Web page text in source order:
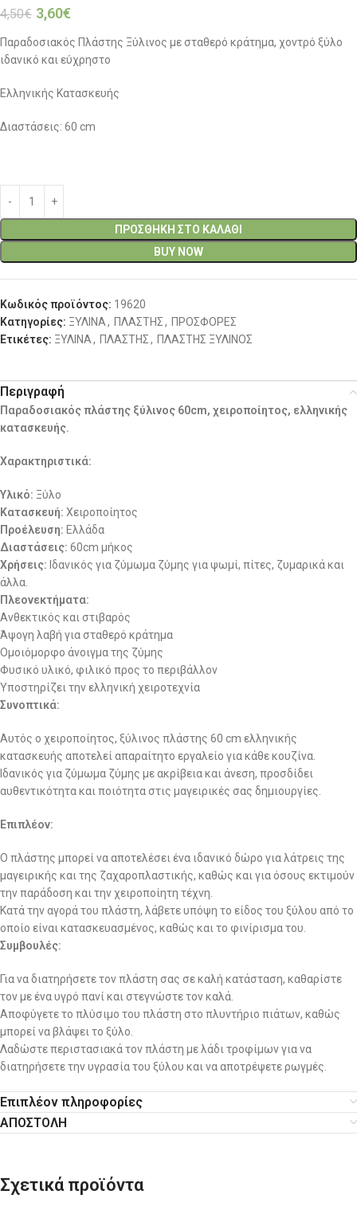
4,50€ 3,60€
Παραδοσιακός Πλάστης Ξύλινος με σταθερό κράτημα, χοντρό ξύλο
ιδανικό και εύχρηστο
Ελληνικής Κατασκευής
Διαστάσεις: 60 cm
ΠΡΟΣΘΉΚΗ ΣΤΟ ΚΑΛΆΘΙ
BUY NOW
Κωδικός προϊόντος: 19620
Κατηγορίες: ΞΥΛΙΝΑ, ΠΛΑΣΤΗΣ, ΠΡΟΣΦΟΡΕΣ
Ετικέτες: ΞΥΛΙΝΑ, ΠΛΑΣΤΗΣ, ΠΛΑΣΤΗΣ ΞΥΛΙΝΟΣ
Περιγραφή
Παραδοσιακός πλάστης ξύλινος 60cm, χειροποίητος, ελληνικής
κατασκευής.
Χαρακτηριστικά:
Υλικό: Ξύλο
Κατασκευή: Χειροποίητος
Προέλευση: Ελλάδα
Διαστάσεις: 60cm μήκος
Χρήσεις: Ιδανικός για ζύμωμα ζύμης για ψωμί, πίτες, ζυμαρικά και
άλλα.
Πλεονεκτήματα:
Ανθεκτικός και στιβαρός
Άψογη λαβή για σταθερό κράτημα
Ομοιόμορφο άνοιγμα της ζύμης
Φυσικό υλικό, φιλικό προς το περιβάλλον
Υποστηρίζει την ελληνική χειροτεχνία
Συνοπτικά:
Αυτός ο χειροποίητος, ξύλινος πλάστης 60 cm ελληνικής
κατασκευής αποτελεί απαραίτητο εργαλείο για κάθε κουζίνα.
Ιδανικός για ζύμωμα ζύμης με ακρίβεια και άνεση, προσδίδει
αυθεντικότητα και ποιότητα στις μαγειρικές σας δημιουργίες.
Επιπλέον:
Ο πλάστης μπορεί να αποτελέσει ένα ιδανικό δώρο για λάτρεις της
μαγειρικής και της ζαχαροπλαστικής, καθώς και για όσους εκτιμούν
την παράδοση και την χειροποίητη τέχνη.
Κατά την αγορά του πλάστη, λάβετε υπόψη το είδος του ξύλου από το
οποίο είναι κατασκευασμένος, καθώς και το φινίρισμα του.
Συμβουλές:
Για να διατηρήσετε τον πλάστη σας σε καλή κατάσταση, καθαρίστε
τον με ένα υγρό πανί και στεγνώστε τον καλά.
Αποφύγετε το πλύσιμο του πλάστη στο πλυντήριο πιάτων, καθώς
μπορεί να βλάψει το ξύλο.
Λαδώστε περιστασιακά τον πλάστη με λάδι τροφίμων για να
διατηρήσετε την υγρασία του ξύλου και να αποτρέψετε ρωγμές.
Επιπλέον πληροφορίες
ΑΠΟΣΤΟΛΗ
Σχετικά προϊόντα